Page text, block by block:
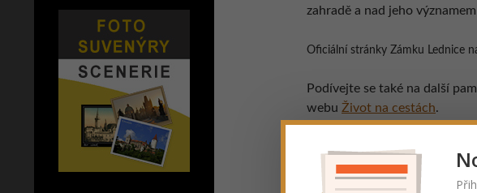
zahradě a nad jeho
Oficiální stránky Zámku Lednice
Podívejte se také na další
webu Život na cestách.
[wpgmappity id=“10″]
(Zdroj a více informací: